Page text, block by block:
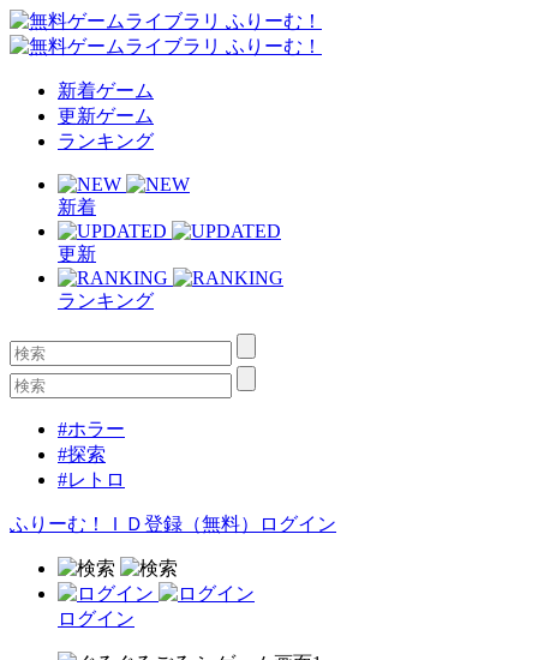
新着ゲーム
更新ゲーム
ランキング
新着
更新
ランキング
#ホラー
#探索
#レトロ
ふりーむ！ＩＤ登録（無料） ログイン
ログイン